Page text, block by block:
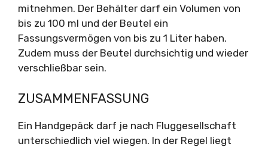
mitnehmen. Der Behälter darf ein Volumen von
bis zu 100 ml und der Beutel ein
Fassungsvermögen von bis zu 1 Liter haben.
Zudem muss der Beutel durchsichtig und wieder
verschließbar sein.
ZUSAMMENFASSUNG
Ein Handgepäck darf je nach Fluggesellschaft
unterschiedlich viel wiegen. In der Regel liegt